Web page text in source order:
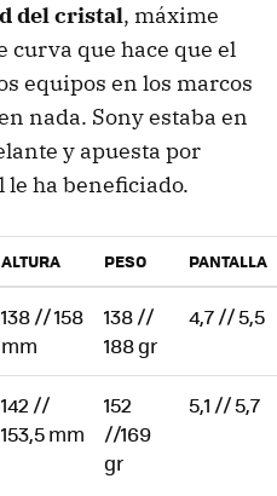
del cristal, máxime
curva que hace que el
equipos en los marcos
nada. Sony estaba en
y apuesta por
le ha beneficiado.
ALTURA PESO PANTALLA
138 // 158
mm
138 //
188 gr
4,7 // 5,5
142 //
153,5 mm
152
//169
gr
5,1 // 5,7